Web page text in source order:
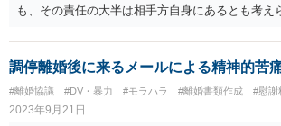
も、その責任の大半は相手方自身にあるとも考え
いた話であれば、その漏洩が問題となるという認
できなかったとすると、あなたには何も責任が発
ます。 損害賠償請求は民事上の紛争であり、そ
たり、裁判で敗訴したとしても、いわゆる前科と
先生が述べられているとおり、損害賠償について
調停離婚後に来るメールによる精神的苦
#離婚協議 #DV・暴力 #モラハラ #離婚書類作成 #慰謝
2023年9月21日